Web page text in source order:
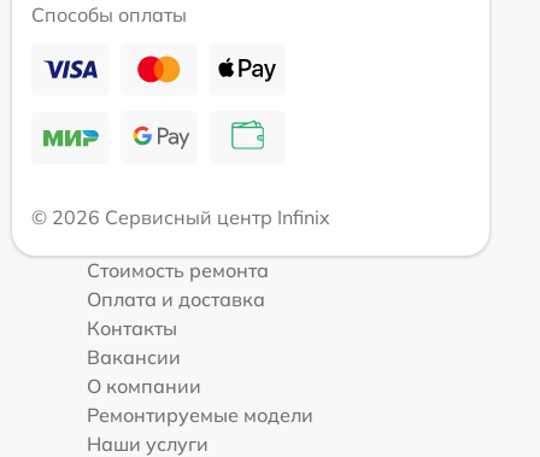
Способы оплаты
© 2026 Сервисный центр Infinix
Стоимость ремонта
Оплата и доставка
Контакты
Вакансии
О компании
Ремонтируемые модели
Наши услуги